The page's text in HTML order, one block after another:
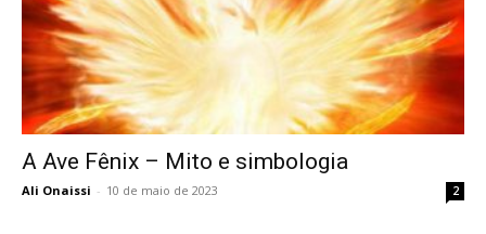
A Ave Fênix – Mito e simbologia
Ali Onaissi - 10 de maio de 2023 2